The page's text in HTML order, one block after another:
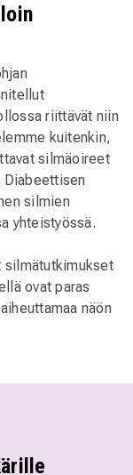
riittävät niin
kuitenkin,
silmäoireet
Diabeettisen
silmien
yhteistyössä.
silmätutkimukset
ovat paras
näön